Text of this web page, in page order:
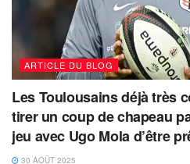
ARTICLE DU BLOG
Les Toulousains déjà très
tirer un coup de chapeau
jeu avec Ugo Mola d’être
30 AOÛT 2025